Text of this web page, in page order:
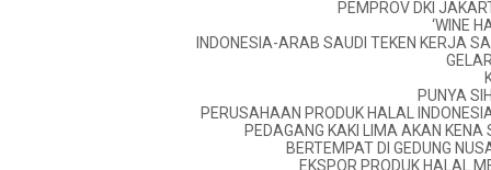
PEMPROV DKI
‘WINE
INDONESIA-ARAB SAUDI TEKEN KERJA
PUNYA
PERUSAHAAN PRODUK HALAL
PEDAGANG KAKI LIMA AKAN KENA
BERTEMPAT DI GEDUNG
EKSPOR PRODUK HALAL